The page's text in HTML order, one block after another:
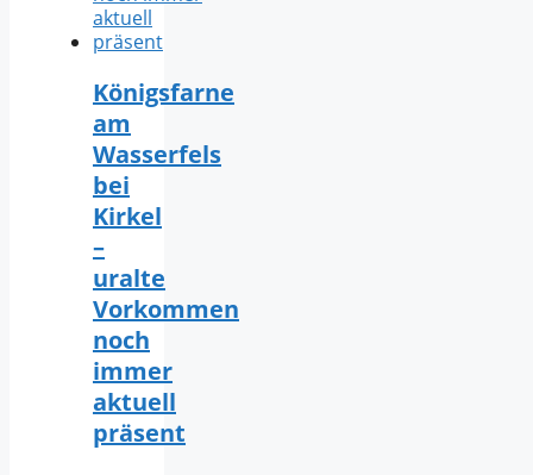
Königsfarne
am
Wasserfels
bei
Kirkel
–
uralte
Vorkommen
noch
immer
aktuell
präsent